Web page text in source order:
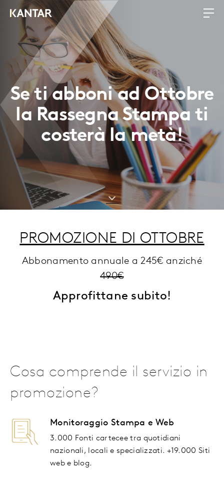
Se ti abboni ad Ottobre
la Rassegna Stampa ti
costerà la metà!
PROMOZIONE DI OTTOBRE
Abbonamento annuale a 245€ anziché
490€
Approfittane subito!
Cosa comprende il servizio in
promozione?
Monitoraggio Stampa e Web
3.000 Fonti cartecee tra quotidiani
nazionali, locali e specializzati. +19.000 Siti
web e blog.